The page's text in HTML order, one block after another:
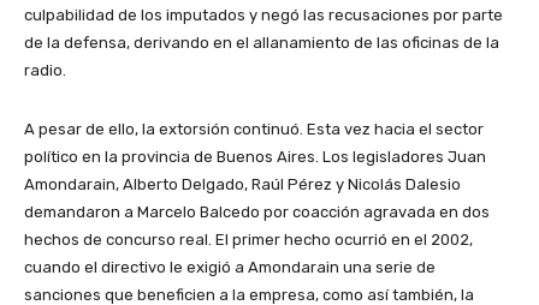
culpabilidad de los imputados y negó las recusaciones por parte
de la defensa, derivando en el allanamiento de las oficinas de la
radio.
A pesar de ello, la extorsión continuó. Esta vez hacia el sector
político en la provincia de Buenos Aires. Los legisladores Juan
Amondarain, Alberto Delgado, Raúl Pérez y Nicolás Dalesio
demandaron a Marcelo Balcedo por coacción agravada en dos
hechos de concurso real. El primer hecho ocurrió en el 2002,
cuando el directivo le exigió a Amondarain una serie de
sanciones que beneficien a la empresa, como así también, la